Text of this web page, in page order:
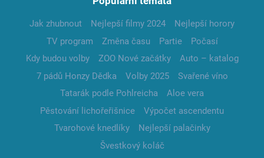
Jak zhubnout Nejlepší filmy 2024
Nejlepší horory
TV program
Změna času Partie
Počasí
Kdy budou volby
ZOO Nové začátky
Auto – katalog
7 pádů Honzy Dědka
Volby 2025
Svařené víno
Tatarák podle Pohlreicha
Aloe vera
Pěstování lichořeřišnice
Výpočet ascendentu
Tvarohové knedlíky
Nejlepší palačinky
Švestkový koláč